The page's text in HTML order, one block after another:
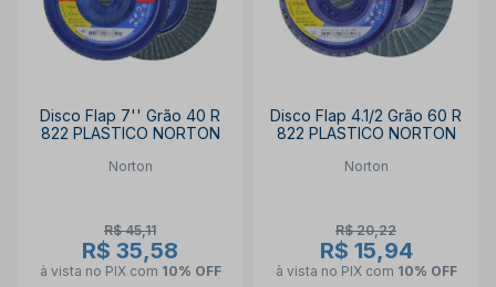
Disco Flap 7'' Grão 40 R
822 PLASTICO NORTON
Norton
R$ 45,11
R$ 35,58
à vista no PIX com 10% OFF
Disco Flap 4.1/2 Grão 60 R
822 PLASTICO NORTON
Norton
R$ 20,22
R$ 15,94
à vista no PIX com 10% OFF